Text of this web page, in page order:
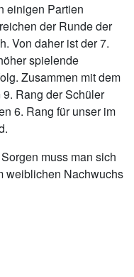
einigen Partien
der Runde der
Von daher ist der 7.
spielende
Zusammen mit dem
Rang der Schüler
6. Rang für unser im
muss man sich
weiblichen Nachwuchs